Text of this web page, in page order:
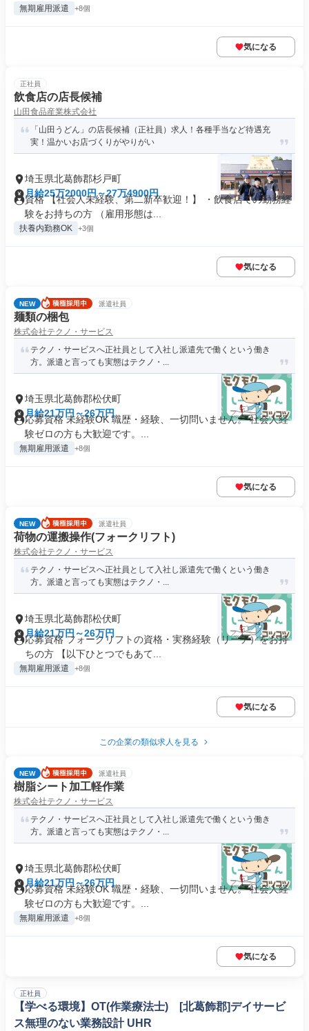
無期雇用派遣 +8個
気になる
正社員
飲食店の店長候補
山田食品産業株式会社
「山田うどん」の店長候補（正社員）求人！各種手当など待遇充
実！温かいお店づくりがやりがい
埼玉県北葛飾郡杉戸町
月給25万2000円～27万4900円
資格 【社会人未経験、第二新卒歓迎！】 ・飲食店での勤務経
験をお持ちの方 （雇用形態は...
扶養内勤務OK +3個
気になる
NEW 派遣社員
麺類の梱包
株式会社テクノ・サービス
テクノ・サービスへ正社員として入社し派遣先で働くという働き
方。派遣と言っても実態はテクノ・...
埼玉県北葛飾郡松伏町
月給21万円～26万円
応募資格 未経験OK 職歴・経験、一切問いません。 社会人経
験ゼロの方も大歓迎です。...
無期雇用派遣 +8個
気になる
NEW 派遣社員
荷物の運搬操作(フォークリフト)
株式会社テクノ・サービス
テクノ・サービスへ正社員として入社し派遣先で働くという働き
方。派遣と言っても実態はテクノ・...
埼玉県北葛飾郡松伏町
月給21万円～26万円
応募資格 フォークリフトの資格・実務経験（リーチ）をお持
ちの方 【以下ひとつでもあて...
無期雇用派遣 +8個
気になる
この企業の類似求人を見る
NEW 派遣社員
樹脂シート加工軽作業
株式会社テクノ・サービス
テクノ・サービスへ正社員として入社し派遣先で働くという働き
方。派遣と言っても実態はテクノ・...
埼玉県北葛飾郡松伏町
月給21万円～26万円
応募資格 未経験OK 職歴・経験、一切問いません。 社会人経
験ゼロの方も大歓迎です。...
無期雇用派遣 +8個
気になる
正社員
【学べる環境】OT(作業療法士) [北葛飾郡]デイサービ
ス無理のない業務設計 UHR